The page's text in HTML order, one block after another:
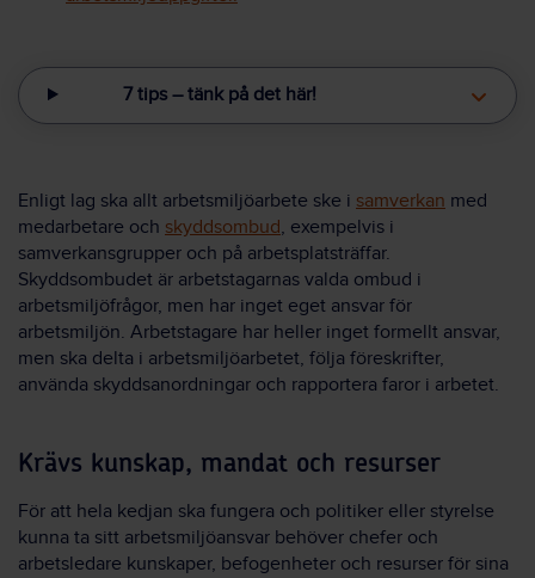
7 tips – tänk på det här!
Enligt lag ska allt arbetsmiljöarbete ske i samverkan med
medarbetare och skyddsombud, exempelvis i
samverkansgrupper och på arbetsplatsträffar.
Skyddsombudet är arbetstagarnas valda ombud i
arbetsmiljöfrågor, men har inget eget ansvar för
arbetsmiljön. Arbetstagare har heller inget formellt ansvar,
men ska delta i arbetsmiljöarbetet, följa föreskrifter,
använda skyddsanordningar och rapportera faror i arbetet.
Krävs kunskap, mandat och resurser
För att hela kedjan ska fungera och politiker eller styrelse
kunna ta sitt arbetsmiljöansvar behöver chefer och
arbetsledare kunskaper, befogenheter och resurser för sina